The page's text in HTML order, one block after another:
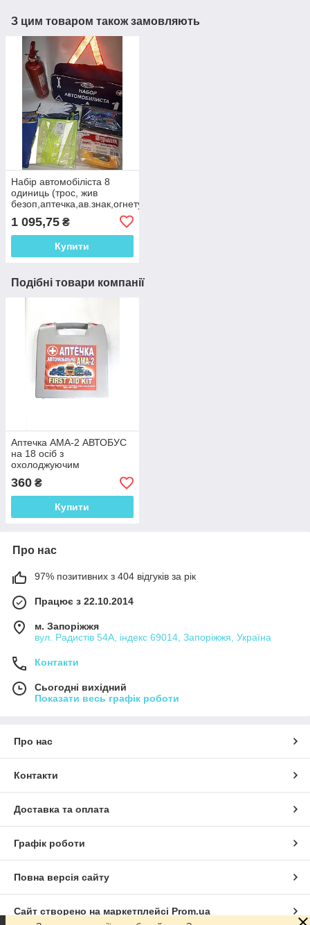
З цим товаром також замовляють
Набір автомобіліста 8
одиниць (трос, жив
безоп,аптечка,ав.знак,огнетуш.1кг,перчатки,тряпка,
1 095,75 ₴
Купити
Подібні товари компанії
Аптечка АМА-2 АВТОБУС
на 18 осіб з
охолоджуючим
контейнером в кейсі
360 ₴
Купити
Про нас
97% позитивних з 404 відгуків за рік
Працює з 22.10.2014
м. Запоріжжя
вул. Радистів 54А, індекс 69014, Запоріжжя, Україна
Контакти
Сьогодні вихідний
Показати весь графік роботи
Про нас
Контакти
Доставка та оплата
Графік роботи
Повна версія сайту
Сайт створено на маркетплейсі Prom.ua